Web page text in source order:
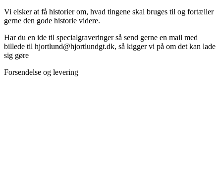
Vi elsker at få historier om, hvad tingene skal bruges til og fortæller
gerne den gode historie videre.
Har du en ide til specialgraveringer så send gerne en mail med
billede til hjortlund@hjortlundgt.dk, så kigger vi på om det kan lade
sig gøre
Forsendelse og levering